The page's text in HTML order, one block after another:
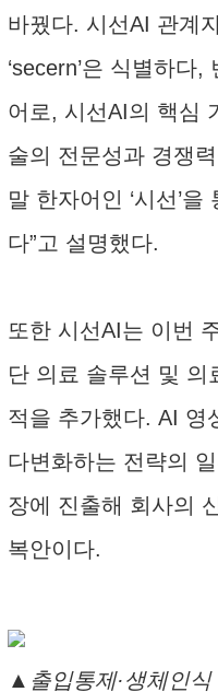
바꿨다. 시선AI 관계
‘secern’은 식별하다
어로, 시선AI의 핵심
술의 전문성과 경쟁
말 한자어인 ‘시선’
다”고 설명했다.
또한 시선AI는 이번
단 의료 솔루션 및 의
적을 추가했다. AI 영
다변화하는 전략의
장에 진출해 회사의
복안이다.
▲출입통제·생체인